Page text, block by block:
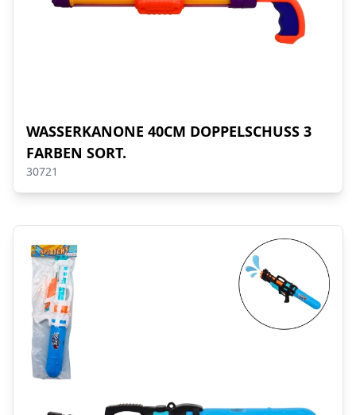
WASSERKANONE 40CM DOPPELSCHUSS 3
FARBEN SORT.
30721